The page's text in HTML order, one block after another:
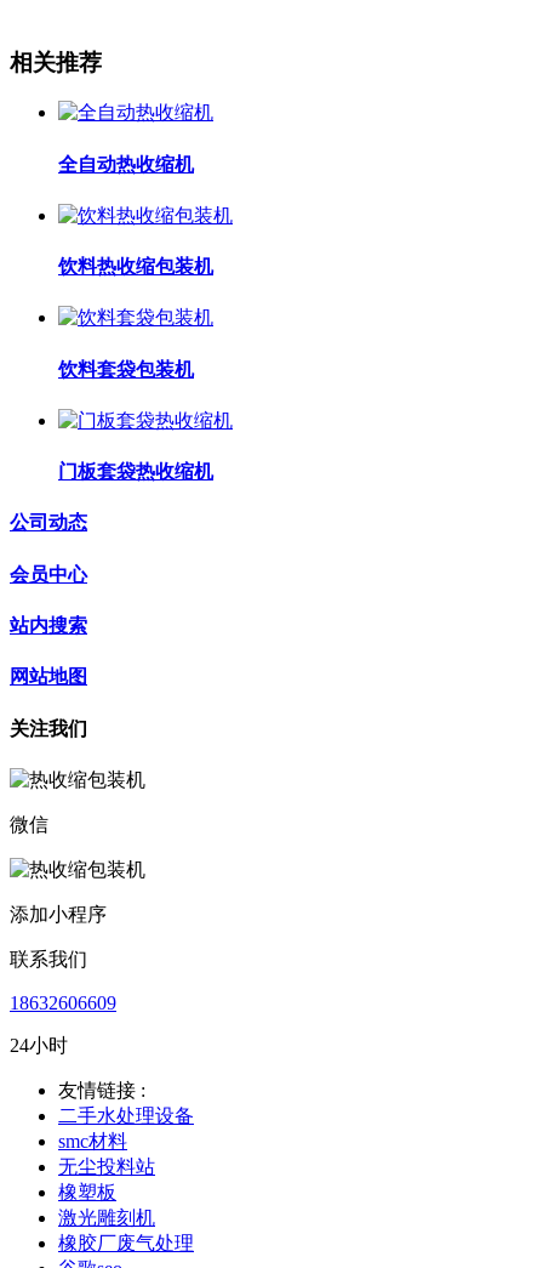
相关推荐
全自动热收缩机
饮料热收缩包装机
饮料套袋包装机
门板套袋热收缩机
公司动态
会员中心
站内搜索
网站地图
关注我们
微信
添加小程序
联系我们
18632606609
24小时
友情链接 :
二手水处理设备
smc材料
无尘投料站
橡塑板
激光雕刻机
橡胶厂废气处理